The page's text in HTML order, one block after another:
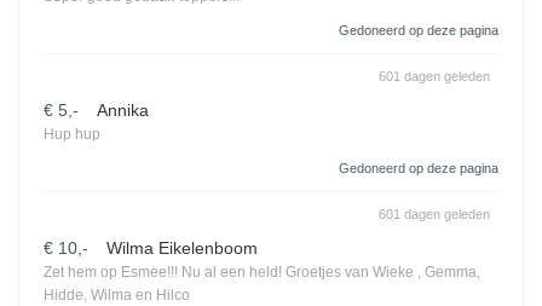
Gedoneerd op deze pagina
€ 5,- Annika
Hup hup
601 dagen geleden
Gedoneerd op deze pagina
€ 10,- Wilma Eikelenboom
Zet hem op Esmee!!! Nu al een held! Groetjes van Wieke , Gemma,
Hidde, Wilma en Hilco
601 dagen geleden